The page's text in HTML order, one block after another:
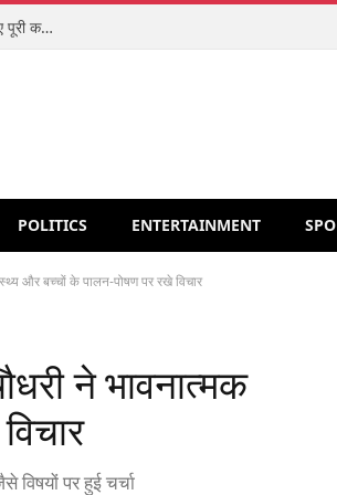
शिपरॉकेट आईपीओ: मजबूत कारोबार या वैल्यूएशन का जाल? निवेश से पहले जानिए पूरी कहानी
POLITICS ENTERTAINMENT
और बच्चों के पालन-पोषण पर रखे विचार
ने भावनात्मक
पर हुई चर्चा